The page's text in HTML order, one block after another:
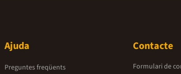
Ajuda
Preguntes freqüents
Contacte
Formulari de